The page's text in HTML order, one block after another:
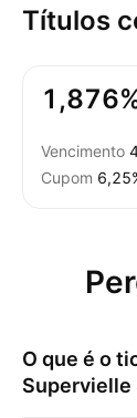
Títulos
Vencimento
Cupom
O que é o
Supervielle